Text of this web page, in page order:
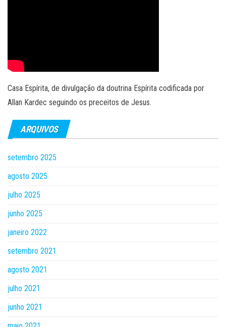
Casa Espírita, de divulgação da doutrina Espírita codificada por
Allan Kardec seguindo os preceitos de Jesus.
ARQUIVOS
setembro 2025
agosto 2025
julho 2025
junho 2025
janeiro 2022
setembro 2021
agosto 2021
julho 2021
junho 2021